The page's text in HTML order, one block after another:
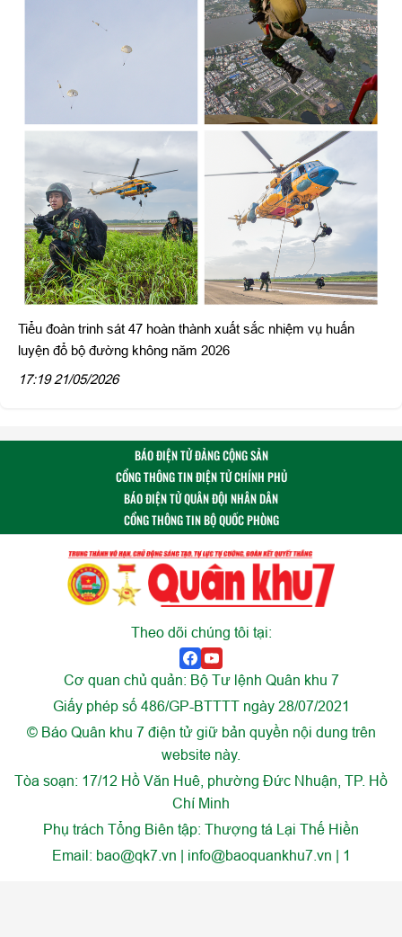
Tiểu đoàn trinh sát 47 hoàn thành xuất sắc nhiệm vụ huấn
luyện đổ bộ đường không năm 2026
17:19 21/05/2026
BÁO ĐIỆN TỬ ĐẢNG CỘNG SẢN
CỔNG THÔNG TIN ĐIỆN TỬ CHÍNH PHỦ
BÁO ĐIỆN TỬ QUÂN ĐỘI NHÂN DÂN
CỔNG THÔNG TIN BỘ QUỐC PHÒNG
Theo dõi chúng tôi tại:
Cơ quan chủ quản: Bộ Tư lệnh Quân khu 7
Giấy phép số 486/GP-BTTTT ngày 28/07/2021
© Báo Quân khu 7 điện tử giữ bản quyền nội dung trên
website này.
Tòa soạn: 17/12 Hồ Văn Huê, phường Đức Nhuận, TP. Hồ
Chí Minh
Phụ trách Tổng Biên tập: Thượng tá Lại Thế Hiền
Email: bao@qk7.vn | info@baoquankhu7.vn | 1